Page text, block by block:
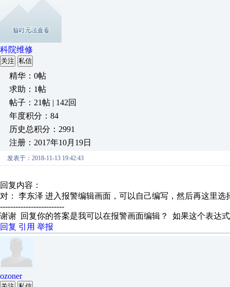
科院维修
关注 私信
精华：0帖
求助：1帖
帖子：21帖 | 142回
年度积分：84
历史总积分：2991
注册：2017年10月19日
发表于：2018-11-13 19:42:43
回复内容：
对： 李东泽 进入报警编辑画面，可以自己编写，然后再这里选
-------------------------
谢谢 回复你的答案是我可以在报警画面编辑？ 如果这个表达
回复 引用 举报
ozoner